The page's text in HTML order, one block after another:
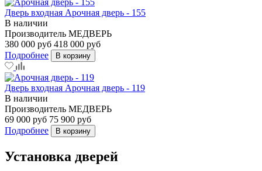
Дверь входная Арочная дверь - 155
В наличии
Производитель МЕДВЕРЬ
380 000 руб 418 000 руб
Подробнее
В корзину
Дверь входная Арочная дверь - 119
В наличии
Производитель МЕДВЕРЬ
69 000 руб 75 900 руб
Подробнее
В корзину
Установка дверей